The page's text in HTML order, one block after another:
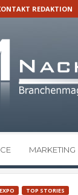
REDAKTION
MARKETING
TOP STORIES